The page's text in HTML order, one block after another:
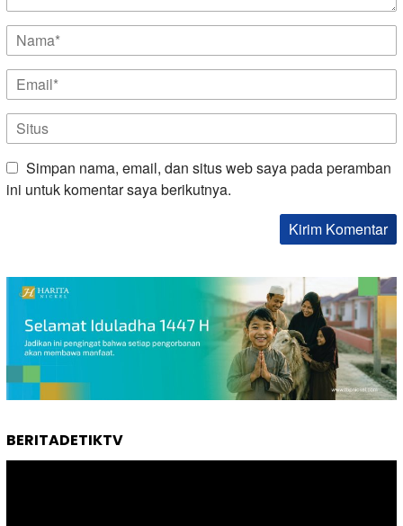
Simpan nama, email, dan situs web saya pada peramban
ini untuk komentar saya berikutnya.
BERITADETIKTV